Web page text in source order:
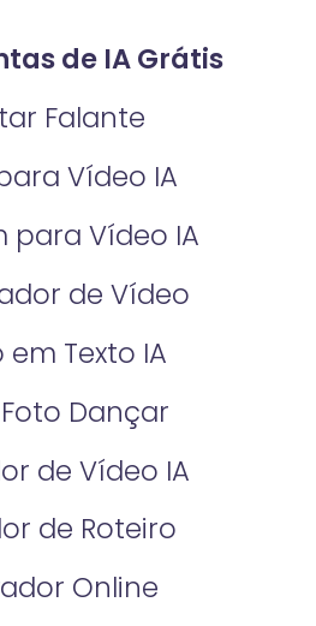
de IA Grátis
Falante
Vídeo IA
para Vídeo IA
de Vídeo
em Texto IA
Dançar
de Vídeo IA
de Roteiro
Online